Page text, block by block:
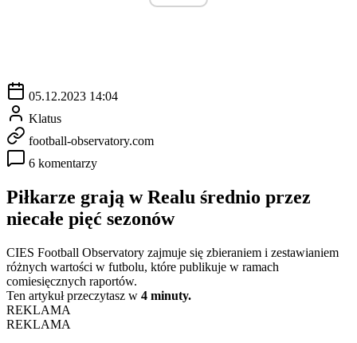
05.12.2023 14:04
Klatus
football-observatory.com
6 komentarzy
Piłkarze grają w Realu średnio przez
niecałe pięć sezonów
CIES Football Observatory zajmuje się zbieraniem i zestawianiem
różnych wartości w futbolu, które publikuje w ramach
comiesięcznych raportów.
Ten artykuł przeczytasz w 4 minuty.
REKLAMA
REKLAMA